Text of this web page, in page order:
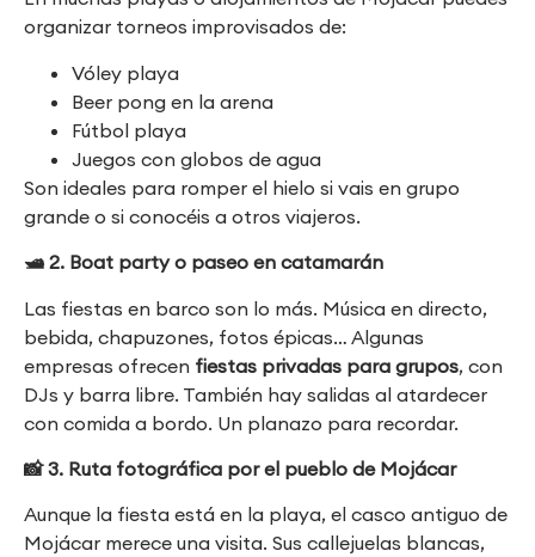
organizar torneos improvisados de:
Vóley playa
Beer pong en la arena
Fútbol playa
Juegos con globos de agua
Son ideales para romper el hielo si vais en grupo
grande o si conocéis a otros viajeros.
🛥 ️ 2. Boat party o paseo en catamarán
Las fiestas en barco son lo más. Música en directo,
bebida, chapuzones, fotos épicas… Algunas
empresas ofrecen fiestas privadas para grupos, con
DJs y barra libre. También hay salidas al atardecer
con comida a bordo. Un planazo para recordar.
📸3. Ruta fotográfica por el pueblo de Mojácar
Aunque la fiesta está en la playa, el casco antiguo de
Mojácar merece una visita. Sus callejuelas blancas,